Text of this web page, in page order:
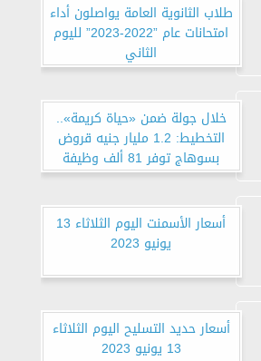
طلاب الثانوية العامة يواصلون أداء
امتحانات عام ”2022-2023” لليوم
الثاني
خلال جولة ضمن «حياة كريمة»..
التخطيط: 1.2 مليار جنيه قروض
بسوهاج توفر 81 ألف وظيفة
أسعار الأسمنت اليوم الثلاثاء 13
يونيو 2023
أسعار حديد التسليح اليوم الثلاثاء
13 يونيو 2023